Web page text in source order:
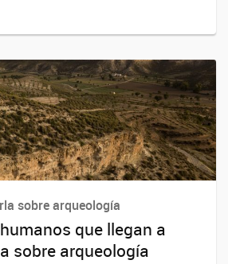
sobre arqueología
que llegan a
sobre arqueología